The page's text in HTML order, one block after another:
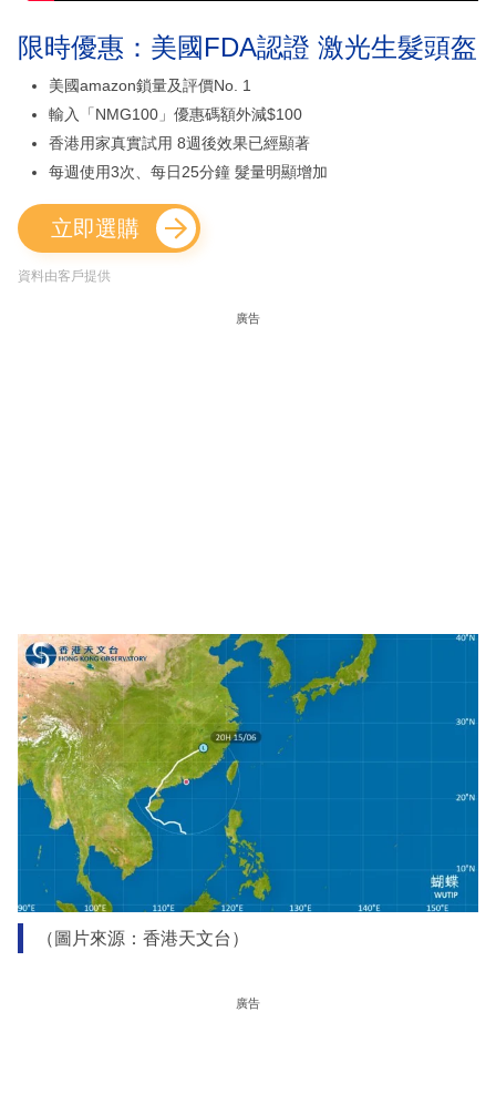
限時優惠：美國FDA認證 激光生髮頭盔
美國amazon鎖量及評價No. 1
輸入「NMG100」優惠碼額外減$100
香港用家真實試用 8週後效果已經顯著
每週使用3次、每日25分鐘 髮量明顯增加
立即選購
資料由客戶提供
廣告
（圖片來源：香港天文台）
廣告